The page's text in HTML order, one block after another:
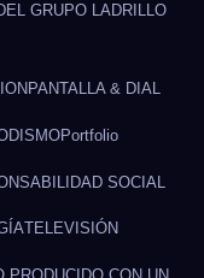
GRUPO LADRILLO
PANTALLA & DIAL
Portfolio
SOCIAL
TELEVISIÓN